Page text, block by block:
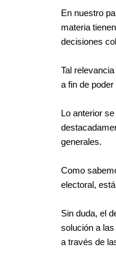
En nuestro
materia
decisiones
Tal
a fin de
Lo anterior
generales.
Como
electoral,
Sin duda, el
solución a
a través de